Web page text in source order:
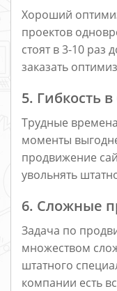
Хороший
проектов
стоят в 3-10 раз
заказать
5. Гибкость
Трудные
моменты
продвижение
увольнять
6. Сложные
Задача по
множеством
штатного
компании есть